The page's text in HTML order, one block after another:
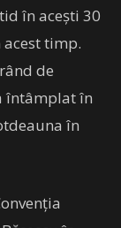
în acești 30
timp.
de
întâmplat în
în